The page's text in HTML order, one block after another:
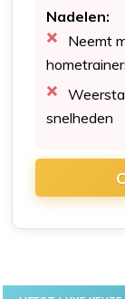
Nadelen:
Neemt
snelheden